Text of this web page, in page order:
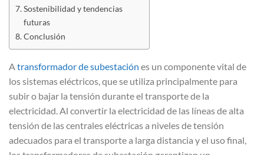
Sostenibilidad y tendencias
futuras
Conclusión
Atransformador de subestación es un componente vital de
los sistemas eléctricos, que se utiliza principalmente para
subir o bajar la tensión durante el transporte de la
electricidad. Al convertir la electricidad de las líneas de alta
tensión de las centrales eléctricas a niveles de tensión
adecuados para el transporte a larga distancia y el uso final,